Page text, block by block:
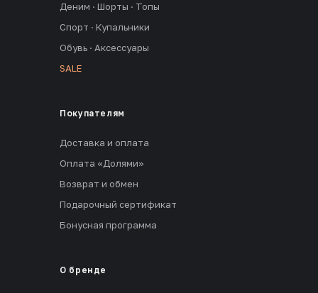
Деним · Шорты · Топы
Спорт · Купальники
Обувь · Аксессуары
SALE
Покупателям
Доставка и оплата
Оплата «Долями»
Возврат и обмен
Подарочный сертификат
Бонусная программа
О бренде